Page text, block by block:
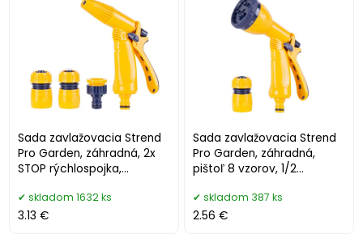
Sada zavlažovacia Strend
Pro Garden, záhradná, 2x
STOP rýchlospojka,
skladom 1632 ks
3.13 €
Sada zavlažovacia Strend
Pro Garden, záhradná,
pištoľ 8 vzorov, 1/2
skladom 387 ks
2.56 €